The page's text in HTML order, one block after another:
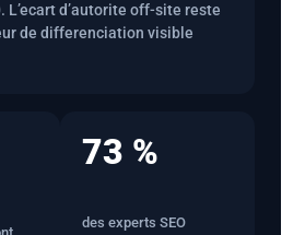
L’ecart d’autorite off-site reste
de differenciation visible
73 %
des experts SEO